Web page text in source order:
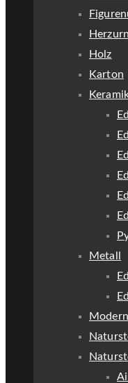
Holz
Karton
Metall
Modern